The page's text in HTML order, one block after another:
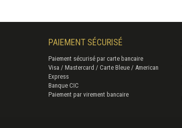
PAIEMENT SÉCURISÉ
Paiement sécurisé par carte bancaire
Visa / Mastercard / Carte Bleue / American
Express
Banque CIC
Paiement par virement bancaire